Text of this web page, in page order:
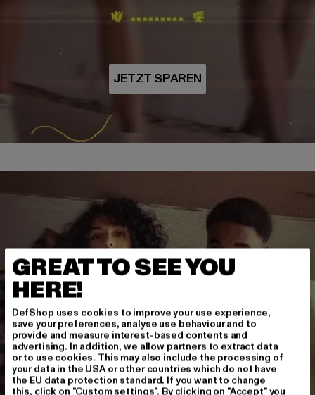
GREAT TO SEE YOU
HERE!
DefShop uses cookies to improve your use experience,
save your preferences, analyse use behaviour and to
provide and measure interest-based contents and
advertising. In addition, we allow partners to extract data
or to use cookies. This may also include the processing of
your data in the USA or other countries which do not have
the EU data protection standard. If you want to change
this, click on "Custom settings". By clicking on "Accept" you